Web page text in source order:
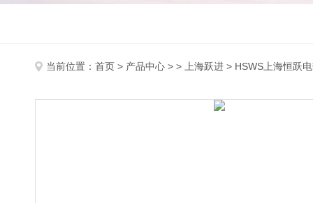
当前位置： 首页 > 产品中心 > > 上海跃进 > HSWS上海恒跃